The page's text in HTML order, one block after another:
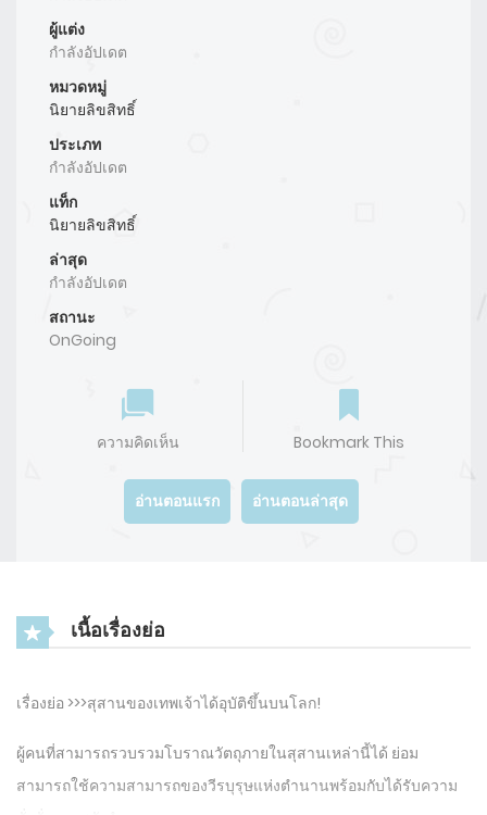
ผู้แต่ง
กำลังอัปเดต
หมวดหมู่
นิยายลิขสิทธิ์
ประเภท
กำลังอัปเดต
แท็ก
นิยายลิขสิทธิ์
ล่าสุด
กำลังอัปเดต
สถานะ
OnGoing
ความคิดเห็น Bookmark This
อ่านตอนแรก อ่านตอนล่าสุด
เนื้อเรื่องย่อ
เรื่องย่อ >>>สุสานของเทพเจ้าได้อุบัติขึ้นบนโลก!
ผู้คนที่สามารถรวบรวมโบราณวัตถุภายในสุสานเหล่านี้ได้ ย่อม
สามารถใช้ความสามารถของวีรบุรุษแห่งตำนานพร้อมกับได้รับความ